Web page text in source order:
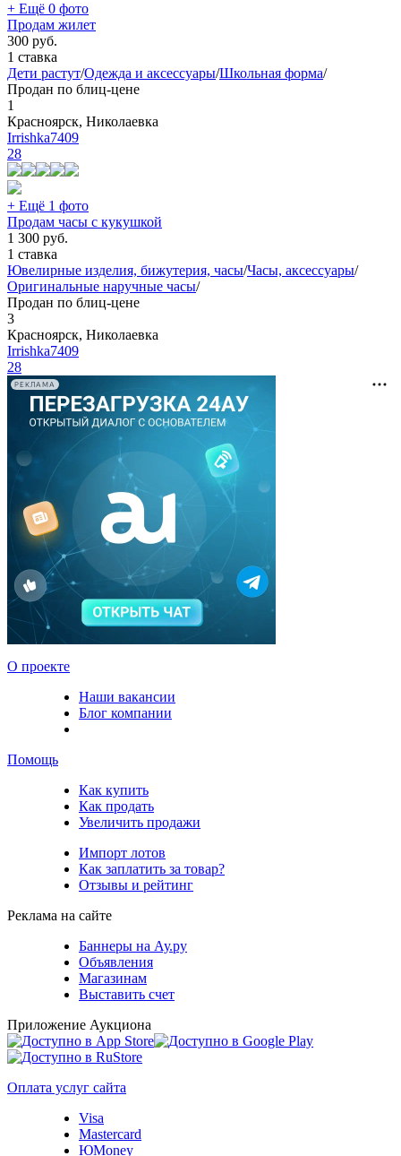
+ Ещё 0 фото
Продам жилет
300 руб.
1 ставка
Дети растут/Одежда и аксессуары/Школьная форма/
Продан по блиц-цене
1
Красноярск, Николаевка
Irrishka7409
28
+ Ещё 1 фото
Продам часы с кукушкой
1 300 руб.
1 ставка
Ювелирные изделия, бижутерия, часы/Часы, аксессуары/
Оригинальные наручные часы/
Продан по блиц-цене
3
Красноярск, Николаевка
Irrishka7409
28
РЕКЛАМА
О проекте
Наши вакансии
Блог компании
Помощь
Как купить
Как продать
Увеличить продажи
Импорт лотов
Как заплатить за товар?
Отзывы и рейтинг
Реклама на сайте
Баннеры на Ау.ру
Объявления
Магазинам
Выставить счет
Приложение Аукциона
Оплата услуг сайта
Visa
Mastercard
ЮMoney